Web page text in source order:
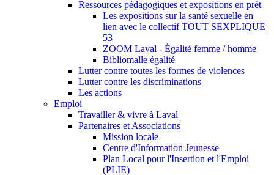
Ressources pédagogiques et expositions en prêt
Les expositions sur la santé sexuelle en
lien avec le collectif TOUT SEXPLIQUE
53
ZOOM Laval - Égalité femme / homme
Bibliomalle égalité
Lutter contre toutes les formes de violences
Lutter contre les discriminations
Les actions
Emploi
Travailler & vivre à Laval
Partenaires et Associations
Mission locale
Centre d'Information Jeunesse
Plan Local pour l'Insertion et l'Emploi
(PLIE)